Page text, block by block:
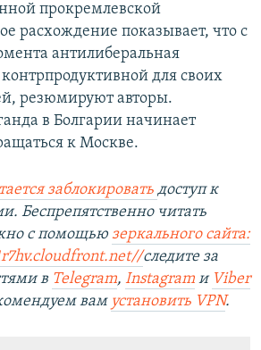
прокремлевской
расхождение показывает, что с
антилиберальная
для своих
резюмируют авторы.
в Болгарии начинает
к Москве.
заблокировать доступ к
Беспрепятственно читать
с помощью зеркального сайта:
/следите за
в Telegram, Instagram и Viber
вам установить VPN.